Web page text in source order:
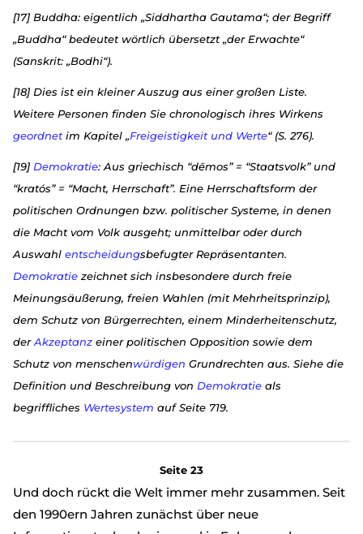
[17] Buddha: eigentlich „Siddhartha Gautama“; der Begriff
„Buddha“ bedeutet wörtlich übersetzt „der Erwachte“
(Sanskrit: „Bodhi“).
[18] Dies ist ein kleiner Auszug aus einer großen Liste.
Weitere Personen finden Sie chronologisch ihres Wirkens
geordnetim Kapitel „Freigeistigkeit und Werte“ (S. 276).
[19] Demokratie: Aus griechisch “dēmos” = “Staatsvolk” und
“kratós” = “Macht, Herrschaft”. Eine Herrschaftsform der
politischen Ordnungen bzw. politischer Systeme, in denen
die Macht vom Volk ausgeht; unmittelbar oder durch
Auswahl entscheidungsbefugter Repräsentanten.
Demokratie zeichnet sich insbesondere durch freie
Meinungsäußerung, freien Wahlen (mit Mehrheitsprinzip),
dem Schutz von Bürgerrechten, einem Minderheitenschutz,
derAkzeptanz einer politischen Opposition sowie dem
Schutz von menschenwürdigen Grundrechten aus. Siehe die
Definition und Beschreibung von Demokratie als
begriffliches Wertesystem auf Seite 719.
Seite 23
Und doch rückt die Welt immer mehr zusammen. Seit
den 1990ern Jahren zunächst über neue